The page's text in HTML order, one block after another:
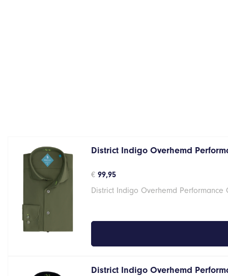
District Indigo Overhemd
€ 99,95
District Indigo Overhemd Performance
District Indigo Overhemd